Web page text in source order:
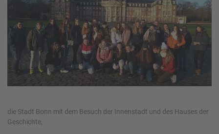
die Stadt Bonn mit dem Besuch der Innenstadt und des Hauses der
Geschichte,